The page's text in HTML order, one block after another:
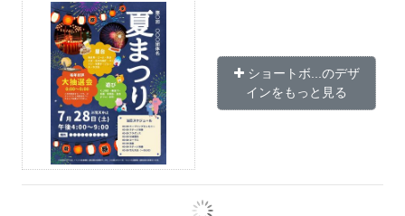
ショートボ...のデザ
インをもっと見る